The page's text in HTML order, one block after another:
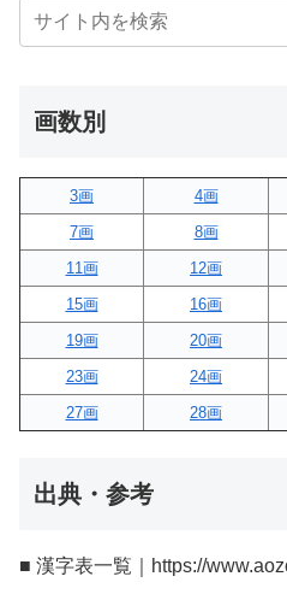
画数別
3画 4画
7画
8画
11画
12画
15画
16画
19画
20画
23画
24画
27画
28画
出典・参考
■ 漢字表一覧｜https://